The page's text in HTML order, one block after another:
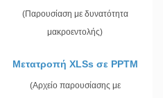
(Παρουσίαση με δυνατότητα
μακροεντολής)
Μετατροπή XLSs σε PPTM
(Αρχείο παρουσίασης με